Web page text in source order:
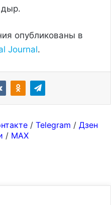
дыр.
опубликованы в
Journal.
/ Telegram / Дзен
/ MAX